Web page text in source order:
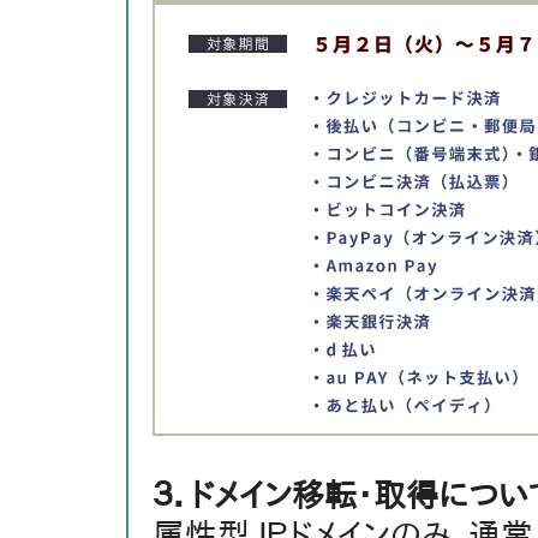
３．ドメイン移転・取得につい